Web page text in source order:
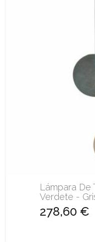
Lámpara De
Verdete -
278,60 €